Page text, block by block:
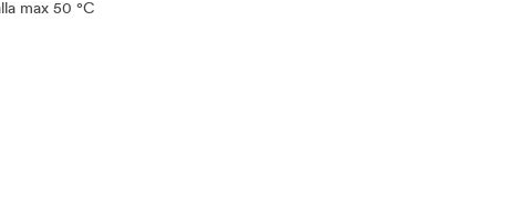
max 50 °C